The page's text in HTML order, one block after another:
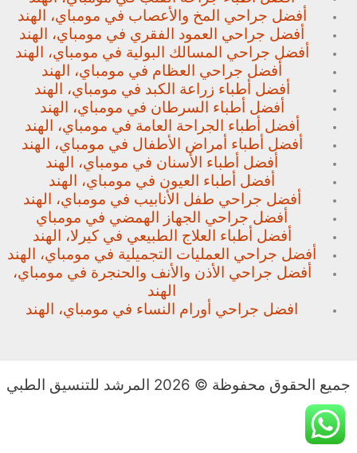
أفضل جراحي المخ والأعصاب في مومباي، الهند
أفضل جراحي العمود الفقري في مومباي، الهند
أفضل جراحي المسالك البولية في مومباي، الهند
أفضل جراحي العظام في مومباي، الهند
أفضل أطباء زراعة الكبد في مومباي، الهند
أفضل أطباء السرطان في مومباي، الهند
أفضل أطباء الجراحة العامة في مومباي، الهند
أفضل أطباء أمراض الأطفال في مومباي، الهند
أفضل أطباء الأسنان في مومباي، الهند
أفضل أطباء العيون في مومباي، الهند
أفضل جراحي طفل الأنابيب في مومباي، الهند
أفضل جراحي الجهاز الهمضي في مومباي
أفضل أطباء العلاج الطبيعي في كيرلا، الهند
أفضل جراحي العمليات التجميلية في مومباي، الهند
أفضل جراحي الأذن والأنف والحنجرة في مومباي،
الهند
افضل جراحي أورام النساء في مومباي، الهند
جميع الحقوق محفوظة © 2026 المرشد للتنسيق الطبي